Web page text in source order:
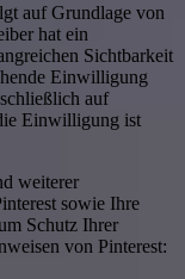
auf Grundlage von
hat ein
Sichtbarkeit
Einwilligung
auf
Einwilligung ist
weiterer
sowie Ihre
Schutz Ihrer
von Pinterest: